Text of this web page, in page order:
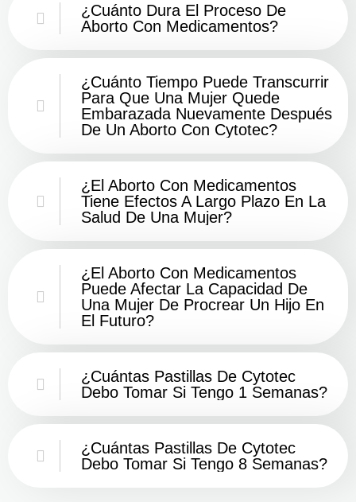
¿Cuánto Dura El Proceso De
Aborto Con Medicamentos?
¿Cuánto Tiempo Puede Transcurrir
Para Que Una Mujer Quede
Embarazada Nuevamente Después
De Un Aborto Con Cytotec?
¿El Aborto Con Medicamentos
Tiene Efectos A Largo Plazo En La
Salud De Una Mujer?
¿El Aborto Con Medicamentos
Puede Afectar La Capacidad De
Una Mujer De Procrear Un Hijo En
El Futuro?
¿Cuántas Pastillas De Cytotec
Debo Tomar Si Tengo 1 Semanas?
¿Cuántas Pastillas De Cytotec
Debo Tomar Si Tengo 8 Semanas?